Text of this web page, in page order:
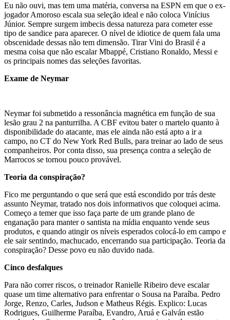
Eu não ouvi, mas tem uma matéria, conversa na ESPN em que o ex-
jogador Amoroso escala sua seleção ideal e não coloca Vinícius
Júnior. Sempre surgem imbecis dessa natureza para cometer esse
tipo de sandice para aparecer. O nível de idiotice de quem fala uma
obscenidade dessas não tem dimensão. Tirar Vini do Brasil é a
mesma coisa que não escalar Mbappé, Cristiano Ronaldo, Messi e
os principais nomes das seleções favoritas.
Exame de Neymar
Neymar foi submetido a ressonância magnética em função de sua
lesão grau 2 na panturrilha. A CBF evitou bater o martelo quanto à
disponibilidade do atacante, mas ele ainda não está apto a ir a
campo, no CT do New York Red Bulls, para treinar ao lado de seus
companheiros. Por conta disso, sua presença contra a seleção de
Marrocos se tornou pouco provável.
Teoria da conspiração?
Fico me perguntando o que será que está escondido por trás deste
assunto Neymar, tratado nos dois informativos que coloquei acima.
Começo a temer que isso faça parte de um grande plano de
enganação para manter o santista na mídia enquanto vende seus
produtos, e quando atingir os níveis esperados colocá-lo em campo e
ele sair sentindo, machucado, encerrando sua participação. Teoria da
conspiração? Desse povo eu não duvido nada.
Cinco desfalques
Para não correr riscos, o treinador Ranielle Ribeiro deve escalar
quase um time alternativo para enfrentar o Sousa na Paraíba. Pedro
Jorge, Renzo, Carles, Judson e Matheus Régis. Explico: Lucas
Rodrigues, Guilherme Paraíba, Evandro, Aruá e Galván estão